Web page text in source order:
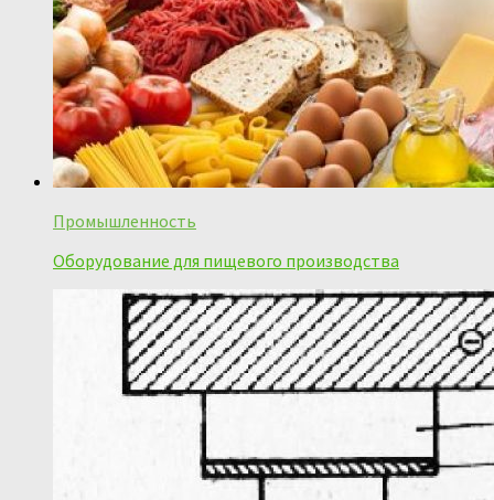
Промышленность
Оборудование для пищевого производства